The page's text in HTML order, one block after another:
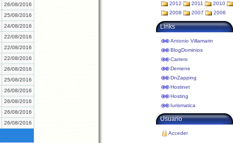
26/08/2016
25/08/2016
24/08/2016
22/08/2016
22/08/2016
22/08/2016
26/08/2016
25/08/2016
26/08/2016
26/08/2016
26/08/2016
26/08/2016
2012
2011 2010
2008
2007 2006
Links
Antonio Villamarin
BlogDominios
Carrero
Demene
DnZapping
Hostinet
Hosting
Iurismatica
Usuario
Acceder